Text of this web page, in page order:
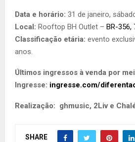
Data e horário: 31 de janeiro,
Local: Rooftop BH Outlet – BR-356,
Classificação etária: evento
anos.
Últimos ingressos à venda por
Ingresse: ingresse.com/
Realização: ghmusic, 2Liv e
SHARE